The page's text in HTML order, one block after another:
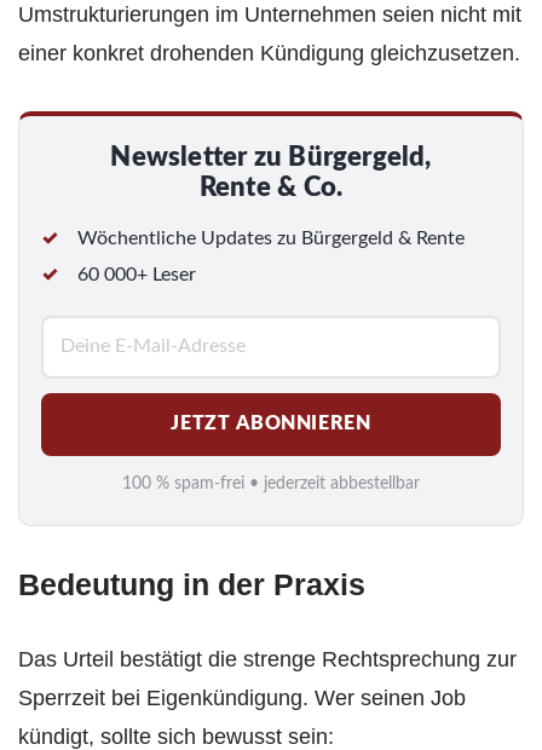
Umstrukturierungen im Unternehmen seien nicht mit
einer konkret drohenden Kündigung gleichzusetzen.
Newsletter zu Bürgergeld,
Rente & Co.
Wöchentliche Updates zu Bürgergeld & Rente
60 000+ Leser
M
a
i
l
*
JETZT ABONNIEREN
100 % spam-frei • jederzeit abbestellbar
Bedeutung in der Praxis
Das Urteil bestätigt die strenge Rechtsprechung zur
Sperrzeit bei Eigenkündigung. Wer seinen Job
kündigt, sollte sich bewusst sein: